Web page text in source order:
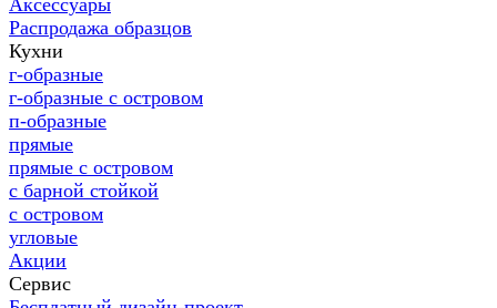
Аксессуары
Распродажа образцов
Кухни
г-образные
г-образные с островом
п-образные
прямые
прямые с островом
с барной стойкой
с островом
угловые
Акции
Сервис